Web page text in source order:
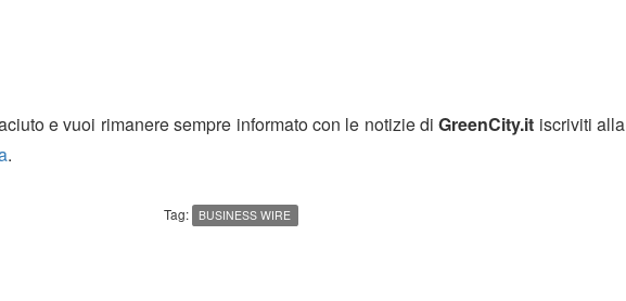
e vuoi rimanere sempre informato con le notizie diGreenCity.it iscriviti alla
.
Tag: BUSINESS WIRE